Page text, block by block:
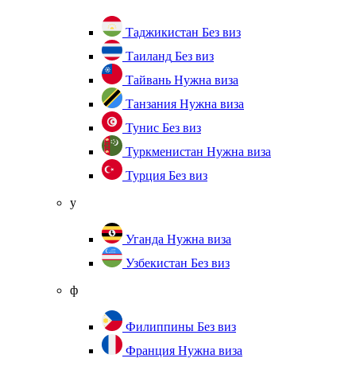
Таджикистан Без виз
Таиланд Без виз
Тайвань Нужна виза
Танзания Нужна виза
Тунис Без виз
Туркменистан Нужна виза
Турция Без виз
у
Уганда Нужна виза
Узбекистан Без виз
ф
Филиппины Без виз
Франция Нужна виза